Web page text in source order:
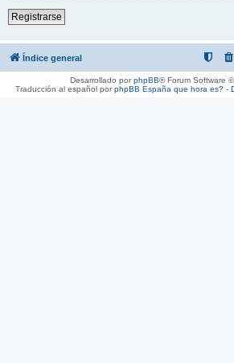
Registrarse
Índice general
Desarrollado porphpBB® Forum Software
Traducción al español porphpBB España que hora es?-